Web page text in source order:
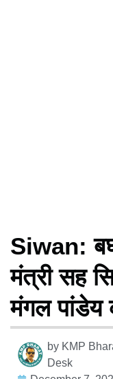
Siwan:
मंत्री सह
मंगल पांडेय
by KMP
Desk